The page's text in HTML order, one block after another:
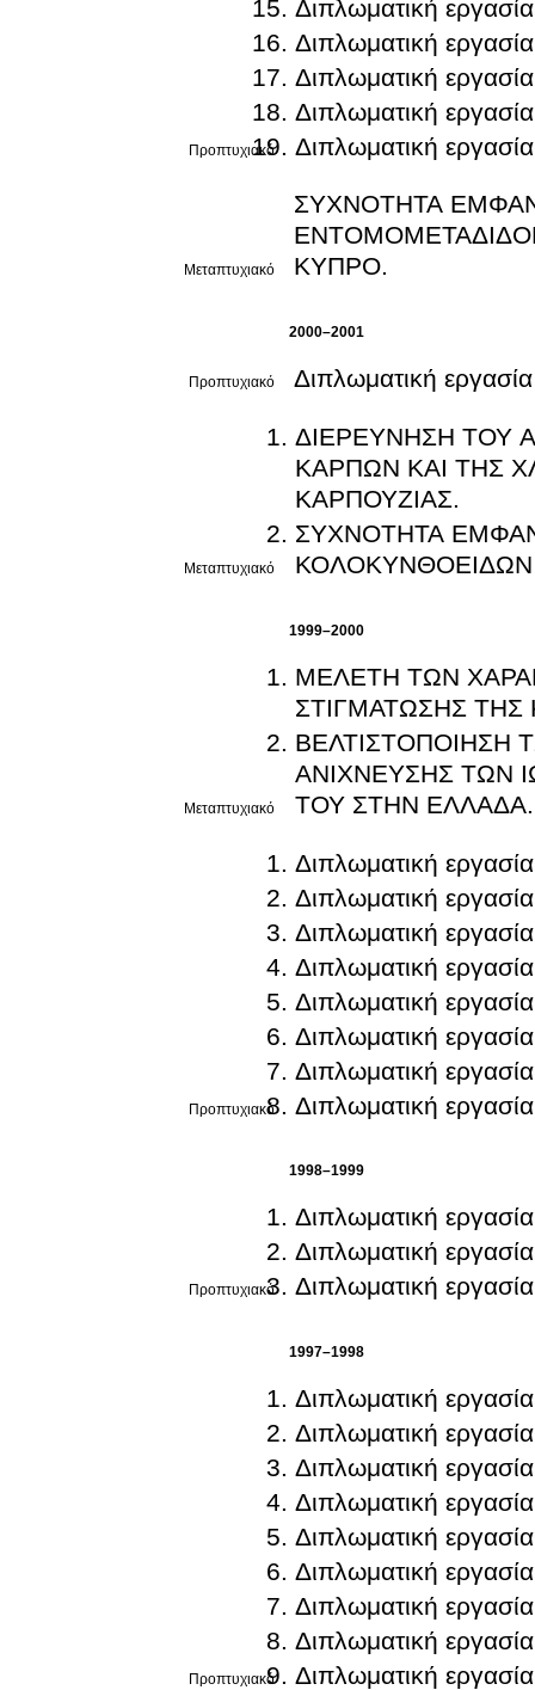
Προπτυχιακό
Διπλωματική εργασία
Διπλωματική εργασία
Διπλωματική εργασία
Διπλωματική εργασία
Διπλωματική εργασία
Μεταπτυχιακό
ΣΥΧΝΟΤΗΤΑ
ΚΥΠΡΟ.
2000–2001
Προπτυχιακό Διπλωματική εργασία
Μεταπτυχιακό
ΔΙΕΡΕΥΝΗΣΗ ΤΟΥ
ΚΑΡΠΩΝ ΚΑΙ ΤΗΣ
ΚΑΡΠΟΥΖΙΑΣ.
ΣΥΧΝΟΤΗΤΑ
1999–2000
Μεταπτυχιακό
ΜΕΛΕΤΗ ΤΩΝ
ΣΤΙΓΜΑΤΩΣΗΣ
ΑΝΙΧΝΕΥΣΗΣ ΤΩΝ
ΤΟΥ ΣΤΗΝ ΕΛΛΑΔΑ.
Προπτυχιακό
Διπλωματική εργασία
Διπλωματική εργασία
Διπλωματική εργασία
Διπλωματική εργασία
Διπλωματική εργασία
Διπλωματική εργασία
Διπλωματική εργασία
Διπλωματική εργασία
1998–1999
Προπτυχιακό
Διπλωματική εργασία
Διπλωματική εργασία
Διπλωματική εργασία
1997–1998
Προπτυχιακό
Διπλωματική εργασία
Διπλωματική εργασία
Διπλωματική εργασία
Διπλωματική εργασία
Διπλωματική εργασία
Διπλωματική εργασία
Διπλωματική εργασία
Διπλωματική εργασία
Διπλωματική εργασία